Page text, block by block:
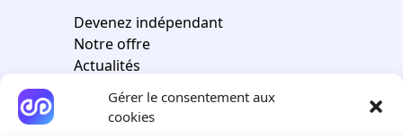
Gérer le consentement aux
cookies
Devenez indépendant
Notre offre
Actualités
Société